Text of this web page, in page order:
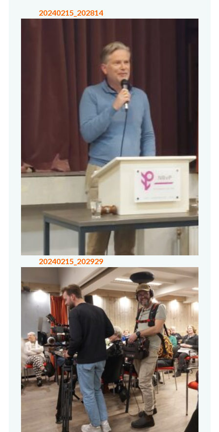
20240215_202814
20240215_202929